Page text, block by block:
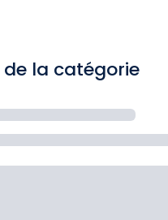
de la catégorie